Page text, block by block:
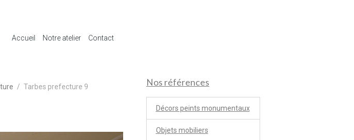
Accueil Notre atelier Contact
Tarbes prefecture 9 Nos références
Décors peints monumentaux
Objets mobiliers